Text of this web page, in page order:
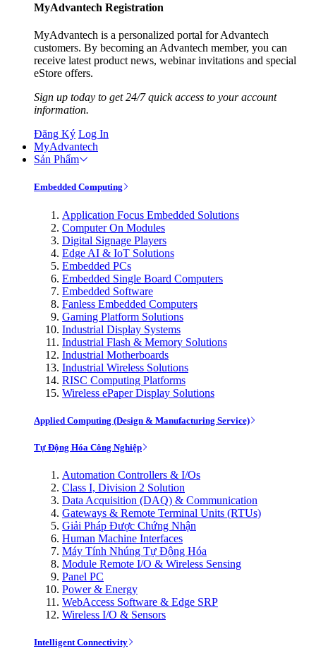
MyAdvantech Registration
MyAdvantech is a personalized portal for Advantech
customers. By becoming an Advantech member, you can
receive latest product news, webinar invitations and special
eStore offers.
Sign up today to get 24/7 quick access to your account
information.
Đăng Ký Log In
MyAdvantech
Sản Phẩm
Embedded Computing
Application Focus Embedded Solutions
Computer On Modules
Digital Signage Players
Edge AI & IoT Solutions
Embedded PCs
Embedded Single Board Computers
Embedded Software
Fanless Embedded Computers
Gaming Platform Solutions
Industrial Display Systems
Industrial Flash & Memory Solutions
Industrial Motherboards
Industrial Wireless Solutions
RISC Computing Platforms
Wireless ePaper Display Solutions
Applied Computing (Design & Manufacturing Service)
Tự Động Hóa Công Nghiệp
Automation Controllers & I/Os
Class I, Division 2 Solution
Data Acquisition (DAQ) & Communication
Gateways & Remote Terminal Units (RTUs)
Giải Pháp Được Chứng Nhận
Human Machine Interfaces
Máy Tính Nhúng Tự Động Hóa
Module Remote I/O & Wireless Sensing
Panel PC
Power & Energy
WebAccess Software & Edge SRP
Wireless I/O & Sensors
Intelligent Connectivity